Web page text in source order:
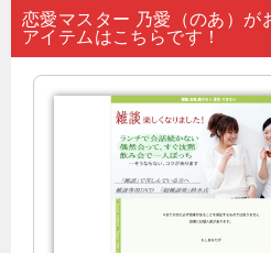
ナ
ビ
恋愛マスター 乃愛（のあ）が
アイテムはこちらです！